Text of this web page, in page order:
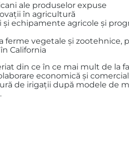
ale produselor expuse
în agricultură
echipamente agricole și
ferme vegetale și zootehnice,
California
din ce în ce mai mult de la
economică și
de irigații după modele de